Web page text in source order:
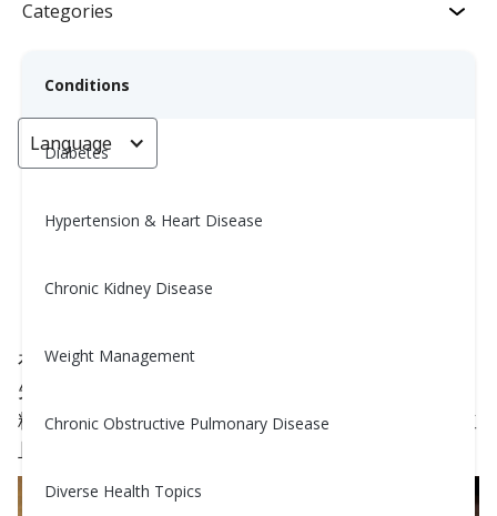
Categories
Conditions
Diabetes
Hypertension & Heart Disease
Chronic Kidney Disease
Weight Management
Chronic Obstructive Pulmonary Disease
Diverse Health Topics
Language
更健康的日式拉麵
Nina Ghamrawi, MS, RD, CDE
在日本，餐廳裡的拉麵並不被視為“健康菜餚”。首
先，這一餐吃的麵條大多是白麵粉製成的，富含澱
粉，對於血糖控制不佳。其次，湯底通常相當鹹，並
且可能含有一些添加的脂肪。